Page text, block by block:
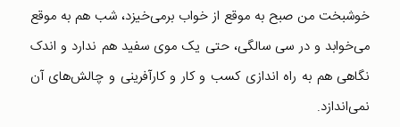
خوشبخت من صبح به موقع از خواب برمی‌خیزد، شب هم به موقع
می‌خوابد و در سی سالگی، حتی یک موی سفید هم ندارد و اندک
نگاهی هم به راه اندازی کسب و کار و کارآفرینی و چالش‌های آن
نمی‌اندازد.